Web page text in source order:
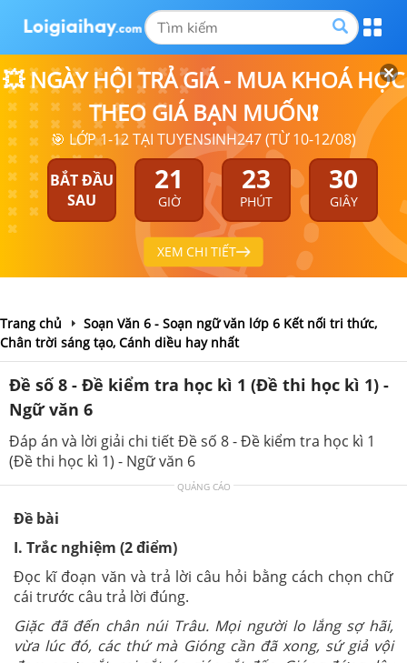
💥 NGÀY HỘI TRẢ GIÁ - MUA KHOÁ HỌC
THEO GIÁ BẠN MUỐN❗
🎯 LỚP 1-12 TẠI TUYENSINH247 (TỪ 10-12/08)
BẮT ĐẦU
SAU
21
GIỜ
23
PHÚT
30
GIÂY
XEM CHI TIẾT
Trang chủ
Soạn Văn 6 - Soạn ngữ văn lớp 6 Kết nối tri thức,
Chân trời sáng tạo, Cánh diều hay nhất
Đề số 8 - Đề kiểm tra học kì 1 (Đề thi học kì 1) -
Ngữ văn 6
Đáp án và lời giải chi tiết Đề số 8 - Đề kiểm tra học kì 1
(Đề thi học kì 1) - Ngữ văn 6
QUẢNG CÁO
Đề bài
I. Trắc nghiệm (2 điểm)
Đọc kĩ đoạn văn và trả lời câu hỏi bằng cách chọn chữ
cái trước câu trả lời đúng.
Giặc đã đến chân núi Trâu. Mọi người lo lắng sợ hãi,
vừa lúc đó, các thứ mà Gióng cần đã xong, sứ giả vội